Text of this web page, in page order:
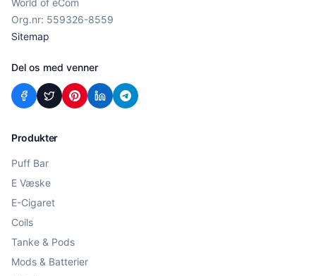
World of eCom
Org.nr: 559326-8559
Sitemap
Del os med venner
Produkter
Puff Bar
E Væske
E-Cigaret
Coils
Tanke & Pods
Mods & Batterier